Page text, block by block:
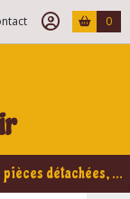
0
Entreprise spécialisée dans la distribution de pièces détachées, refabrication pour voitures Yountimers Peugeot 205 GTI, 309 GTI - GTI16